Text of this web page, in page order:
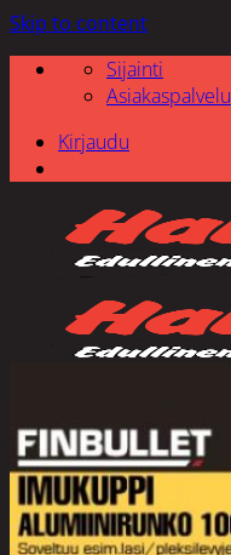
Skip to content
Sijainti
Asiakaspalvelu
Kirjaudu
Etsi: